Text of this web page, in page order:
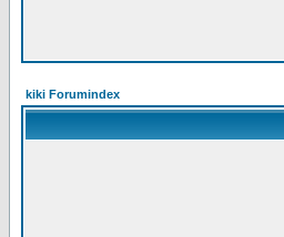
kiki Forumindex